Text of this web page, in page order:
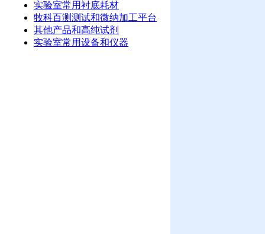
实验室常用衬底耗材
牧科百测测试和微纳加工平台
其他产品和高纯试剂
实验室常用设备和仪器